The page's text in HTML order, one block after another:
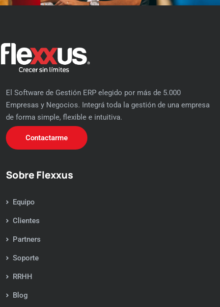
El Software de Gestión ERP elegido por más de 5.000
Empresas y Negocios. Integrá toda la gestión de una empresa
de forma simple, flexible e intuitiva.
Contactarme
Sobre Flexxus
Equipo
Clientes
Partners
Soporte
RRHH
Blog